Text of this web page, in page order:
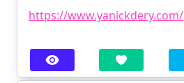
https://www.yanickdery.com/